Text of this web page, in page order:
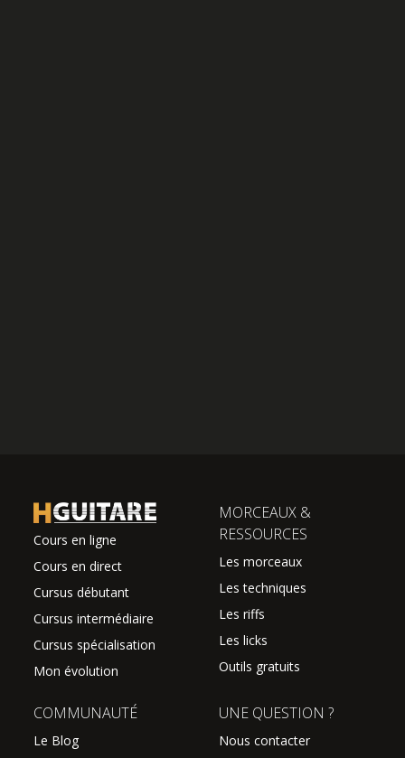
Cours en ligne
Cours en direct
Cursus débutant
Cursus intermédiaire
Cursus spécialisation
Mon évolution
MORCEAUX &
RESSOURCES
Les morceaux
Les techniques
Les riffs
Les licks
Outils gratuits
COMMUNAUTÉ
Le Blog
UNE QUESTION ?
Nous contacter